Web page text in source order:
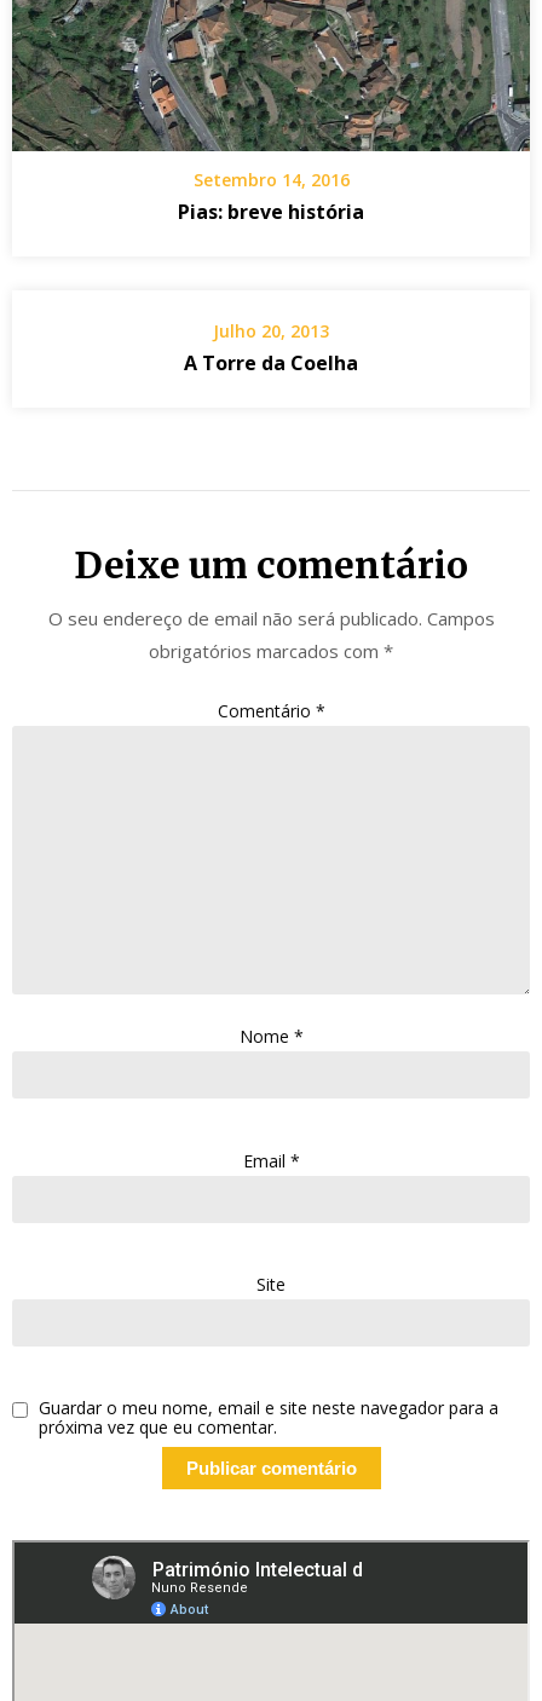
Setembro 14, 2016
Pias: breve história
Julho 20, 2013
A Torre da Coelha
Deixe um comentário
O seu endereço de email não será publicado. Campos
obrigatórios marcados com *
Comentário *
Nome *
Email *
Site
Guardar o meu nome, email e site neste navegador para a
próxima vez que eu comentar.